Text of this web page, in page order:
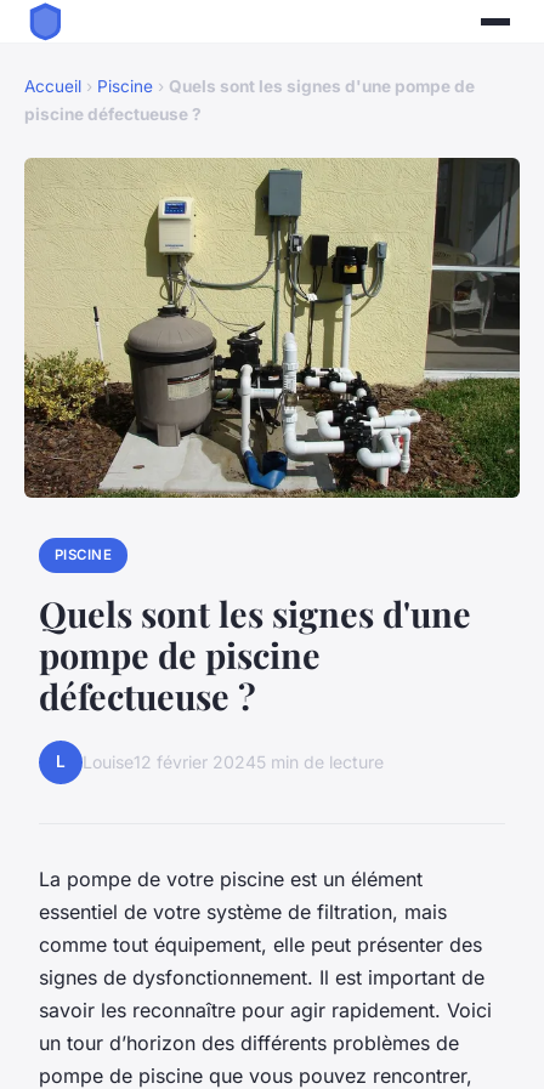
Accueil › Piscine › Quels sont les signes d'une pompe de
piscine défectueuse ?
PISCINE
Quels sont les signes d'une
pompe de piscine
défectueuse ?
L Louise12 février 20245 min de lecture
La pompe de votre piscine est un élément
essentiel de votre système de filtration, mais
comme tout équipement, elle peut présenter des
signes de dysfonctionnement. Il est important de
savoir les reconnaître pour agir rapidement. Voici
un tour d’horizon des différents problèmes de
pompe de piscine que vous pouvez rencontrer,